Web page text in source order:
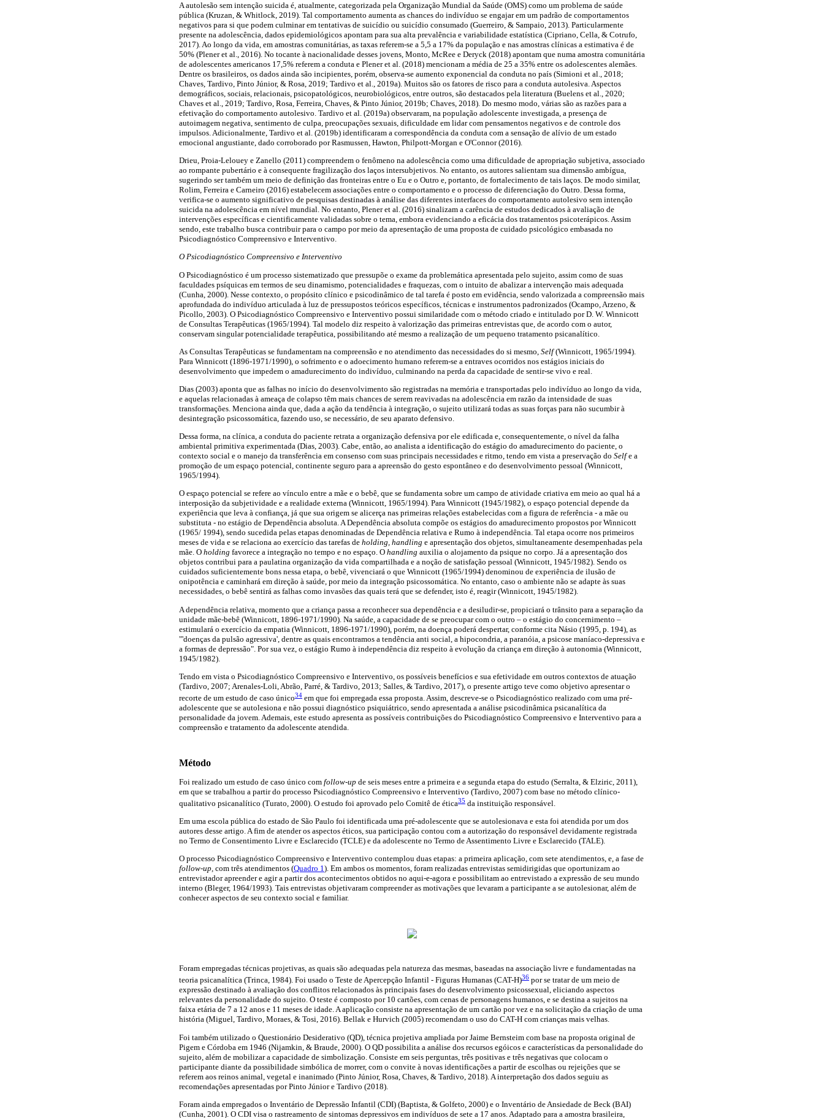
A autolesão sem intenção suicida é, atualmente, categorizada pela Organização Mundial da Saúde (OMS) como um problema de saúde
pública (Kruzan, & Whitlock, 2019). Tal comportamento aumenta as chances do indivíduo se engajar em um padrão de comportamentos
negativos para si que podem culminar em tentativas de suicídio ou suicídio consumado (Guerreiro, & Sampaio, 2013). Particularmente
presente na adolescência, dados epidemiológicos apontam para sua alta prevalência e variabilidade estatística (Cipriano, Cella, & Cotrufo,
2017). Ao longo da vida, em amostras comunitárias, as taxas referem-se a 5,5 a 17% da população e nas amostras clínicas a estimativa é de
50% (Plener et al., 2016). No tocante à nacionalidade desses jovens, Monto, McRee e Deryck (2018) apontam que numa amostra comunitária
de adolescentes americanos 17,5% referem a conduta e Plener et al. (2018) mencionam a média de 25 a 35% entre os adolescentes alemães.
Dentre os brasileiros, os dados ainda são incipientes, porém, observa-se aumento exponencial da conduta no país (Simioni et al., 2018;
Chaves, Tardivo, Pinto Júnior, & Rosa, 2019; Tardivo et al., 2019a). Muitos são os fatores de risco para a conduta autolesiva. Aspectos
demográficos, sociais, relacionais, psicopatológicos, neurobiológicos, entre outros, são destacados pela literatura (Buelens et al., 2020;
Chaves et al., 2019; Tardivo, Rosa, Ferreira, Chaves, & Pinto Júnior, 2019b; Chaves, 2018). Do mesmo modo, várias são as razões para a
efetivação do comportamento autolesivo. Tardivo et al. (2019a) observaram, na população adolescente investigada, a presença de
autoimagem negativa, sentimento de culpa, preocupações sexuais, dificuldade em lidar com pensamentos negativos e de controle dos
impulsos. Adicionalmente, Tardivo et al. (2019b) identificaram a correspondência da conduta com a sensação de alívio de um estado
emocional angustiante, dado corroborado por Rasmussen, Hawton, Philpott-Morgan e O'Connor (2016).
Drieu, Proia-Lelouey e Zanello (2011) compreendem o fenômeno na adolescência como uma dificuldade de apropriação subjetiva, associado
ao rompante pubertário e à consequente fragilização dos laços intersubjetivos. No entanto, os autores salientam sua dimensão ambígua,
sugerindo ser também um meio de definição das fronteiras entre o Eu e o Outro e, portanto, de fortalecimento de tais laços. De modo similar,
Rolim, Ferreira e Carneiro (2016) estabelecem associações entre o comportamento e o processo de diferenciação do Outro. Dessa forma,
verifica-se o aumento significativo de pesquisas destinadas à análise das diferentes interfaces do comportamento autolesivo sem intenção
suicida na adolescência em nível mundial. No entanto, Plener et al. (2016) sinalizam a carência de estudos dedicados à avaliação de
intervenções específicas e cientificamente validadas sobre o tema, embora evidenciando a eficácia dos tratamentos psicoterápicos. Assim
sendo, este trabalho busca contribuir para o campo por meio da apresentação de uma proposta de cuidado psicológico embasada no
Psicodiagnóstico Compreensivo e Interventivo.
O Psicodiagnóstico Compreensivo e Interventivo
O Psicodiagnóstico é um processo sistematizado que pressupõe o exame da problemática apresentada pelo sujeito, assim como de suas
faculdades psíquicas em termos de seu dinamismo, potencialidades e fraquezas, com o intuito de abalizar a intervenção mais adequada
(Cunha, 2000). Nesse contexto, o propósito clínico e psicodinâmico de tal tarefa é posto em evidência, sendo valorizada a compreensão mais
aprofundada do indivíduo articulada à luz de pressupostos teóricos específicos, técnicas e instrumentos padronizados (Ocampo, Arzeno, &
Picollo, 2003). O Psicodiagnóstico Compreensivo e Interventivo possui similaridade com o método criado e intitulado por D. W. Winnicott
de Consultas Terapêuticas (1965/1994). Tal modelo diz respeito à valorização das primeiras entrevistas que, de acordo com o autor,
conservam singular potencialidade terapêutica, possibilitando até mesmo a realização de um pequeno tratamento psicanalítico.
As Consultas Terapêuticas se fundamentam na compreensão e no atendimento das necessidades do si mesmo, Self(Winnicott, 1965/1994).
Para Winnicott (1896-1971/1990), o sofrimento e o adoecimento humano referem-se a entraves ocorridos nos estágios iniciais do
desenvolvimento que impedem o amadurecimento do indivíduo, culminando na perda da capacidade de sentir-se vivo e real.
Dias (2003) aponta que as falhas no início do desenvolvimento são registradas na memória e transportadas pelo indivíduo ao longo da vida,
e aquelas relacionadas à ameaça de colapso têm mais chances de serem reavivadas na adolescência em razão da intensidade de suas
transformações. Menciona ainda que, dada a ação da tendência à integração, o sujeito utilizará todas as suas forças para não sucumbir à
desintegração psicossomática, fazendo uso, se necessário, de seu aparato defensivo.
Dessa forma, na clínica, a conduta do paciente retrata a organização defensiva por ele edificada e, consequentemente, o nível da falha
ambiental primitiva experimentada (Dias, 2003). Cabe, então, ao analista a identificação do estágio do amadurecimento do paciente, o
contexto social e o manejo da transferência em consenso com suas principais necessidades e ritmo, tendo em vista a preservação do Selfe a
promoção de um espaço potencial, continente seguro para a apreensão do gesto espontâneo e do desenvolvimento pessoal (Winnicott,
1965/1994).
O espaço potencial se refere ao vínculo entre a mãe e o bebê, que se fundamenta sobre um campo de atividade criativa em meio ao qual há a
interposição da subjetividade e a realidade externa (Winnicott, 1965/1994). Para Winnicott (1945/1982), o espaço potencial depende da
experiência que leva à confiança, já que sua origem se alicerça nas primeiras relações estabelecidas com a figura de referência - a mãe ou
substituta - no estágio de Dependência absoluta. A Dependência absoluta compõe os estágios do amadurecimento propostos por Winnicott
(1965/ 1994), sendo sucedida pelas etapas denominadas de Dependência relativa e Rumo à independência. Tal etapa ocorre nos primeiros
meses de vida e se relaciona ao exercício das tarefas de holding, handling e apresentação dos objetos, simultaneamente desempenhadas pela
mãe. O holding favorece a integração no tempo e no espaço. O handling auxilia o alojamento da psique no corpo. Já a apresentação dos
objetos contribui para a paulatina organização da vida compartilhada e a noção de satisfação pessoal (Winnicott, 1945/1982). Sendo os
cuidados suficientemente bons nessa etapa, o bebê, vivenciará o que Winnicott (1965/1994) denominou de experiência de ilusão de
onipotência e caminhará em direção à saúde, por meio da integração psicossomática. No entanto, caso o ambiente não se adapte às suas
necessidades, o bebê sentirá as falhas como invasões das quais terá que se defender, isto é, reagir (Winnicott, 1945/1982).
A dependência relativa, momento que a criança passa a reconhecer sua dependência e a desiludir-se, propiciará o trânsito para a separação da
unidade mãe-bebê (Winnicott, 1896-1971/1990). Na saúde, a capacidade de se preocupar com o outro – o estágio do concernimento –
estimulará o exercício da empatia (Winnicott, 1896-1971/1990), porém, na doença poderá despertar, conforme cita Násio (1995, p. 194), as
"'doenças da pulsão agressiva', dentre as quais encontramos a tendência anti social, a hipocondria, a paranóia, a psicose maníaco-depressiva e
a formas de depressão". Por sua vez, o estágio Rumo à independência diz respeito à evolução da criança em direção à autonomia (Winnicott,
1945/1982).
Tendo em vista o Psicodiagnóstico Compreensivo e Interventivo, os possíveis benefícios e sua efetividade em outros contextos de atuação
(Tardivo, 2007; Arenales-Loli, Abrão, Parré, & Tardivo, 2013; Salles, & Tardivo, 2017), o presente artigo teve como objetivo apresentar o
recorte de um estudo de caso único34 em que foi empregada essa proposta. Assim, descreve-se o Psicodiagnóstico realizado com uma pré-
adolescente que se autolesiona e não possui diagnóstico psiquiátrico, sendo apresentada a análise psicodinâmica psicanalítica da
personalidade da jovem. Ademais, este estudo apresenta as possíveis contribuições do Psicodiagnóstico Compreensivo e Interventivo para a
compreensão e tratamento da adolescente atendida.
Método
Foi realizado um estudo de caso único com follow-up de seis meses entre a primeira e a segunda etapa do estudo (Serralta, & Elziric, 2011),
em que se trabalhou a partir do processo Psicodiagnóstico Compreensivo e Interventivo (Tardivo, 2007) com base no método clínico-
qualitativo psicanalítico (Turato, 2000). O estudo foi aprovado pelo Comitê de ética35 da instituição responsável.
Em uma escola pública do estado de São Paulo foi identificada uma pré-adolescente que se autolesionava e esta foi atendida por um dos
autores desse artigo. A fim de atender os aspectos éticos, sua participação contou com a autorização do responsável devidamente registrada
no Termo de Consentimento Livre e Esclarecido (TCLE) e da adolescente no Termo de Assentimento Livre e Esclarecido (TALE).
O processo Psicodiagnóstico Compreensivo e Interventivo contemplou duas etapas: a primeira aplicação, com sete atendimentos, e, a fase de
follow-up, com três atendimentos (Quadro 1). Em ambos os momentos, foram realizadas entrevistas semidirigidas que oportunizam ao
entrevistador apreender e agir a partir dos acontecimentos obtidos no aqui-e-agora e possibilitam ao entrevistado a expressão de seu mundo
interno (Bleger, 1964/1993). Tais entrevistas objetivaram compreender as motivações que levaram a participante a se autolesionar, além de
conhecer aspectos de seu contexto social e familiar.
Foram empregadas técnicas projetivas, as quais são adequadas pela natureza das mesmas, baseadas na associação livre e fundamentadas na
teoria psicanalítica (Trinca, 1984). Foi usado o Teste de Apercepção Infantil - Figuras Humanas (CAT-H)36 por se tratar de um meio de
expressão destinado à avaliação dos conflitos relacionados às principais fases do desenvolvimento psicossexual, eliciando aspectos
relevantes da personalidade do sujeito. O teste é composto por 10 cartões, com cenas de personagens humanos, e se destina a sujeitos na
faixa etária de 7 a 12 anos e 11 meses de idade. A aplicação consiste na apresentação de um cartão por vez e na solicitação da criação de uma
história (Miguel, Tardivo, Moraes, & Tosi, 2016). Bellak e Hurvich (2005) recomendam o uso do CAT-H com crianças mais velhas.
Foi também utilizado o Questionário Desiderativo (QD), técnica projetiva ampliada por Jaime Bernsteim com base na proposta original de
Pigem e Córdoba em 1946 (Nijamkin, & Braude, 2000). O QD possibilita a análise dos recursos egóicos e características da personalidade do
sujeito, além de mobilizar a capacidade de simbolização. Consiste em seis perguntas, três positivas e três negativas que colocam o
participante diante da possibilidade simbólica de morrer, com o convite à novas identificações a partir de escolhas ou rejeições que se
referem aos reinos animal, vegetal e inanimado (Pinto Júnior, Rosa, Chaves, & Tardivo, 2018). A interpretação dos dados seguiu as
recomendações apresentadas por Pinto Júnior e Tardivo (2018).
Foram ainda empregados o Inventário de Depressão Infantil (CDI) (Baptista, & Golfeto, 2000) e o Inventário de Ansiedade de Beck (BAI)
(Cunha, 2001). O CDI visa o rastreamento de sintomas depressivos em indivíduos de sete a 17 anos. Adaptado para a amostra brasileira,